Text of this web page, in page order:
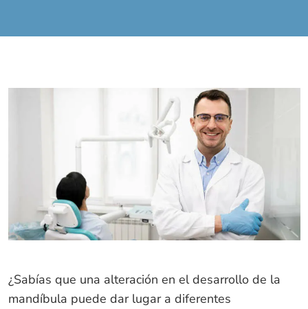
¿Sabías que una alteración en el desarrollo de la
mandíbula puede dar lugar a diferentes